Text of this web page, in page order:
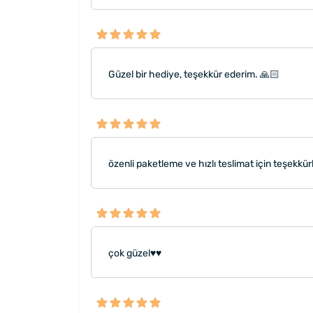
Güzel bir hediye, teşekkür ederim. 🙏🏻
özenli paketleme ve hızlı teslimat için
çok güzel♥️♥️